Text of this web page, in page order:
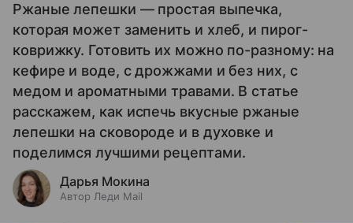
Ржаные лепешки — простая выпечка,
которая может заменить и хлеб, и пирог-
коврижку. Готовить их можно по-разному: на
кефире и воде, с дрожжами и без них, с
медом и ароматными травами. В статье
расскажем, как испечь вкусные ржаные
лепешки на сковороде и в духовке и
поделимся лучшими рецептами.
Дарья Мокина
Автор Леди Mail